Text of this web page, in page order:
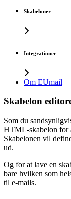
Skabeloner
Integrationer
Om EUmail
Skabelon
Som du
HTML-skabelon for
Skabelonen vil
ud.
Og for at lave en
bare hvilken som
til e-mails.